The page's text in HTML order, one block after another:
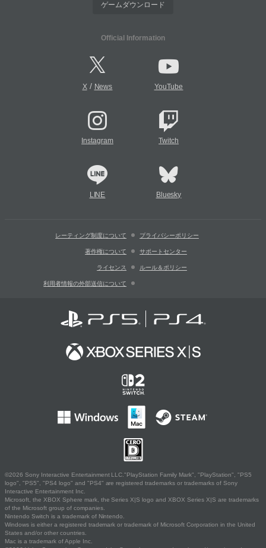
ゲームダウンロード
Official Information
X/ News YouTube
Instagram Twitch
LINE Bluesky
レーティング制度について プライバシーポリシー
著作権について サポートセンター
ライセンス ルール＆ポリシー
利用者情報の外部送信について
©2026 Sony Interactive Entertainment LLC."PlayStation Family Mark", "PlayStation", "PS5
logo", "PS5", "PS4 logo" and "PS4" are registered trademarks or trademarks of Sony
Interactive Entertainment Inc.
Microsoft, the XBOX Sphere mark, the Series X|S logo and XBOX Series X|S are trademarks
of the Microsoft group of companies.
Nintendo Switch is a trademark of Nintendo.
Windows is either a registered trademark or trademark of Microsoft Corporation in the United
States and/or other countries.
Mac is a trademark of Apple Inc.